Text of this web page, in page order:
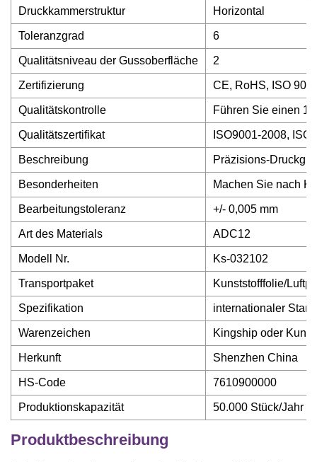
Druckkammerstruktur Horizontal
Toleranzgrad 6
Qualitätsniveau der Gussoberfläche 2
Zertifizierung CE, RoHS, ISO
Qualitätskontrolle Führen Sie einen
Qualitätszertifikat ISO9001-2008,
Beschreibung Präzisions-
Besonderheiten Machen Sie nach
Bearbeitungstoleranz +/- 0,005 mm
Art des Materials ADC12
Modell Nr. Ks-032102
Transportpaket Kunststofffolie/
Spezifikation internationaler
Warenzeichen Kingship oder
Herkunft Shenzhen China
HS-Code 7610900000
Produktionskapazität 50.000 Stück/Jahr
Produktbeschreibung